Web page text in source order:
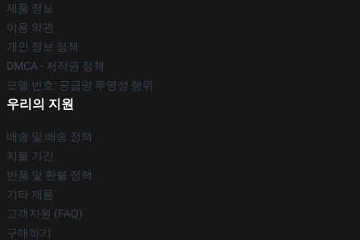
제품 정보
이용 약관
개인 정보 정책
DMCA - 저작권 정책
모델 번호: 공급망 투명성 행위
우리의 지원
배송 및 배송 정책
지불 기간
반품 및 환불 정책
기타 제품
고객지원 (FAQ)
구매하기